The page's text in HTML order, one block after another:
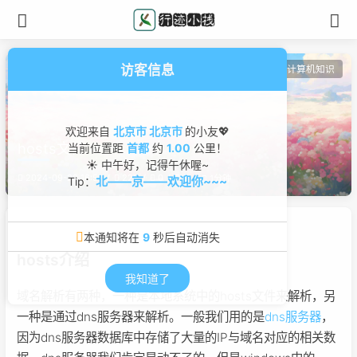
计算机知识
hosts文件
2024-09-20 16:57 229 0
域名解析有两种，一种是本地系统中的hosts文件来解析，另
一种是通过dns服务器来解析。一般我们用的是dns服务器，
因为dns服务器数据库中存储了大量的IP与域名对应的相关数
访客信息
欢迎来自 北京市 北京市 的小友💖
当前位置距 首都 约 1.00 公里！
☀ 中午好，记得午休喔~
Tip： 北——京——欢迎你~~~
本通知将在 9秒后自动消失
我知道了